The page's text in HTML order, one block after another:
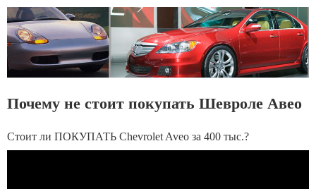
Почему не стоит покупать Шевроле Авео
Стоит ли ПОКУПАТЬ Chevrolet Aveo за 400 тыс.?